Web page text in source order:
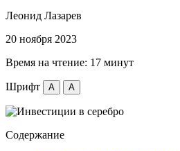
Леонид Лазарев
20 ноября 2023
Время на чтение: 17 минут
Шрифт A A
Содержание